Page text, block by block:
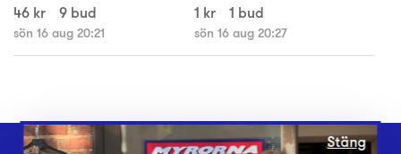
46 kr
9 bud
sön 16 aug 20:21
1 kr
1 bud
sön 16 aug 20:27
Stäng